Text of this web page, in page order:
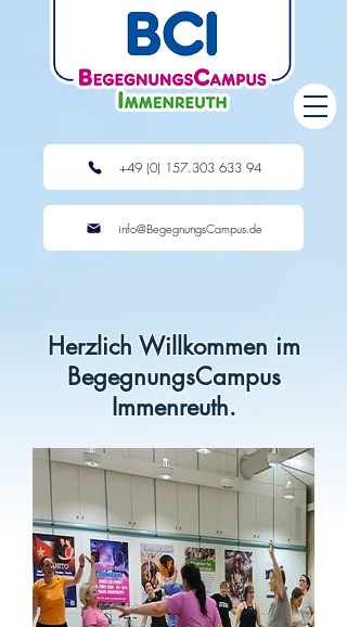
+49 (0) 157.303 633 94
info@BegegnungsCampus.de
Herzlich Willkommen im
BegegnungsCampus
Immenreuth.